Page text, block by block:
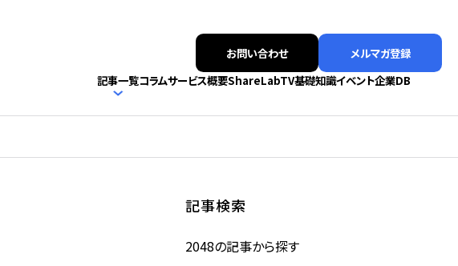
お問い合わせ
メルマガ登録
記事一覧コラムサービス概要ShareLabTV基礎知識イベント企業DB
記事検索
2048の記事から探す